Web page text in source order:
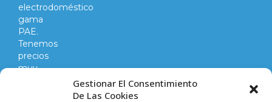
Gestionar El Consentimiento
De Las Cookies
electrodoméstico
gama
PAE.
Tenemos
precios
muy
competitivos